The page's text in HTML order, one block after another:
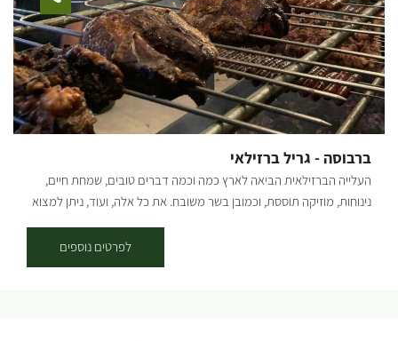
ברבוסה - גריל ברזילאי
העלייה הברזילאית הביאה לארץ כמה וכמה דברים טובים, שמחת חיים,
נינוחות, מוזיקה תוססת, וכמובן בשר משובח. את כל אלה, ועוד, ניתן למצוא
הוא בית לאירועי בוטיק בקצב הברזילאי! אצלנו בברבוסה מתמחים בביצוע
אירועים ברמה הגבוהה ביותר יחד עם חוויית בשרים איכותית בשיטת צלייה
לפרטים נוספים